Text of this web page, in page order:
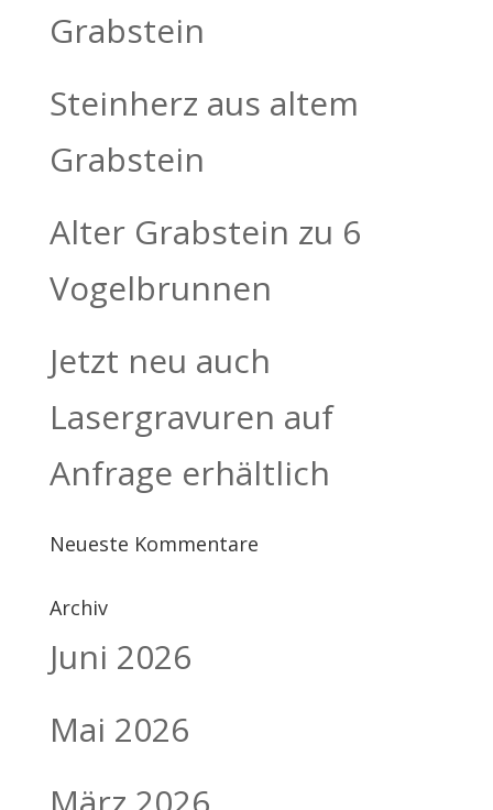
Grabstein
Steinherz aus altem
Grabstein
Alter Grabstein zu 6
Vogelbrunnen
Jetzt neu auch
Lasergravuren auf
Anfrage erhältlich
Neueste Kommentare
Archiv
Juni 2026
Mai 2026